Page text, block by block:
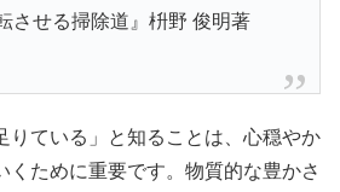
させる掃除道』枡野 俊明著
りている」と知ることは、心穏やか
くために重要です。物質的な豊かさ